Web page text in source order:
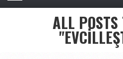
ALL POSTS